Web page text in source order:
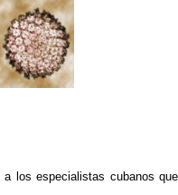
los especialistas cubanos